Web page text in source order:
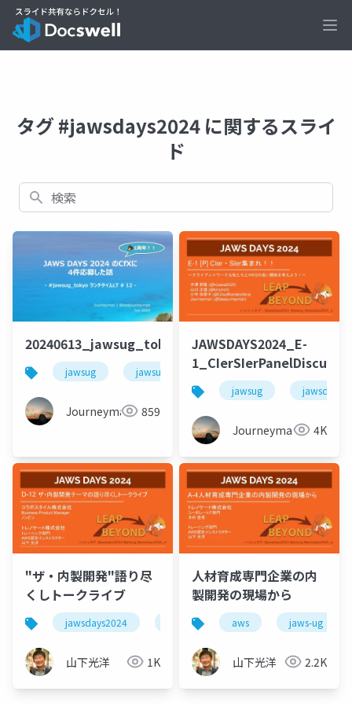
タグ #jawsdays2024 に関するスライ
ド
検索
20240613_jawsug_tokyo_lt_beajouneyman
jawsug jawsug_tokyo jawsdays2024
Journeyman 859
JAWSDAYS2024_E-
jawsug jawsdays
Journeyman 4K
"ザ・内製開発"語り尽
くしトークライブ
jawsdays2024 jaws-ug
山下光洋 1K
人材育成専門企業の内
製開発の現場から
aws jaws-ug
山下光洋 2.2K